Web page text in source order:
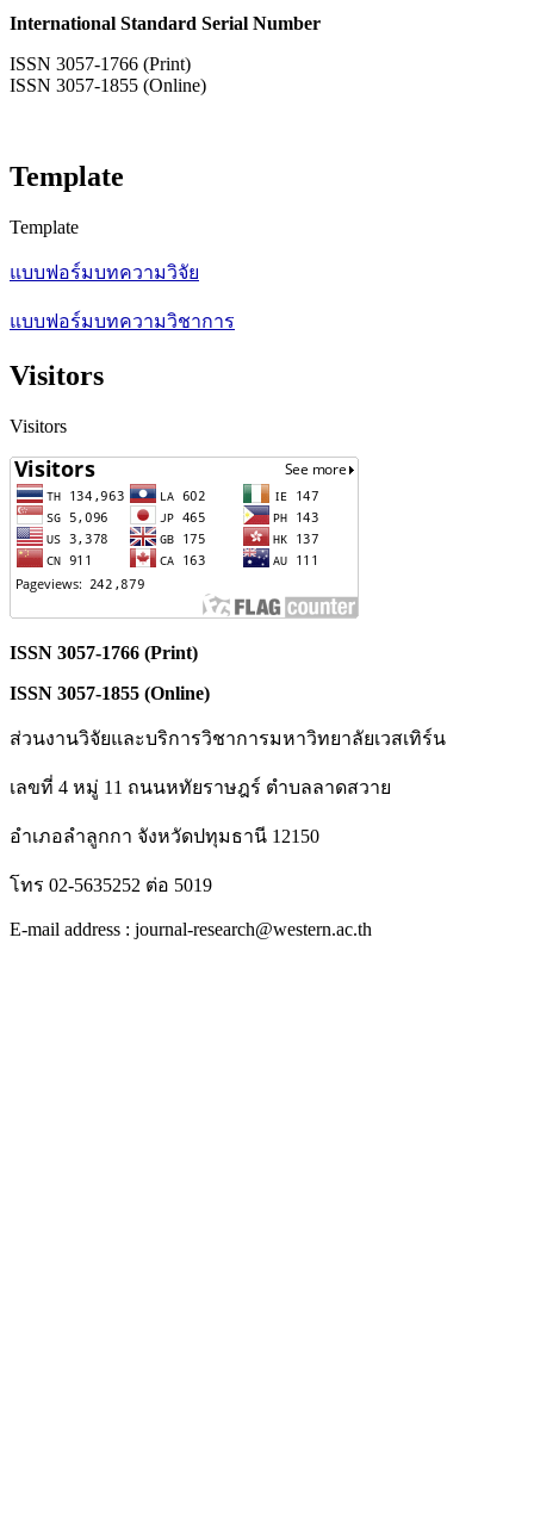
International Standard Serial Number
ISSN 3057-1766 (Print)
ISSN 3057-1855 (Online)
Template
Template
แบบฟอร์มบทความวิจัย
แบบฟอร์มบทความวิชาการ
Visitors
Visitors
ISSN 3057-1766 (Print)
ISSN 3057-1855 (Online)
ส่วนงานวิจัยและบริการวิชาการมหาวิทยาลัยเวสเทิร์น
เลขที่ 4 หมู่ 11 ถนนหทัยราษฎร์ ตำบลลาดสวาย
อำเภอลำลูกกา จังหวัดปทุมธานี 12150
โทร 02-5635252 ต่อ 5019
E-mail address : journal-research@western.ac.th